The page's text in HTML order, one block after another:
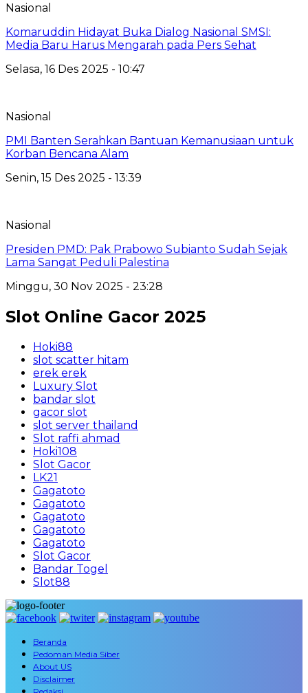
Nasional
Komaruddin Hidayat Buka Dialog Nasional SMSI:
Media Baru Harus Mengarah pada Pers Sehat
Selasa, 16 Des 2025 - 10:47
Nasional
PMI Banten Serahkan Bantuan Kemanusiaan untuk
Korban Bencana Alam
Senin, 15 Des 2025 - 13:39
Nasional
Presiden PMD: Pak Prabowo Subianto Sudah Sejak
Lama Sangat Peduli Palestina
Minggu, 30 Nov 2025 - 23:28
Slot Online Gacor 2025
Hoki88
slot scatter hitam
erek erek
Luxury Slot
bandar slot
gacor slot
slot server thailand
Slot raffi ahmad
Hoki108
Slot Gacor
LK21
Gagatoto
Gagatoto
Gagatoto
Gagatoto
Gagatoto
Slot Gacor
Bandar Togel
Slot88
Beranda
Pedoman Media Siber
About US
Disclaimer